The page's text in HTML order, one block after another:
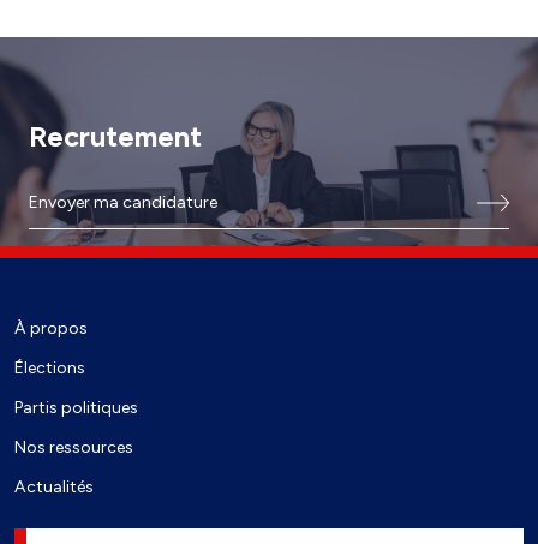
Recrutement
Envoyer ma candidature
À propos
Élections
Partis politiques
Nos ressources
Actualités